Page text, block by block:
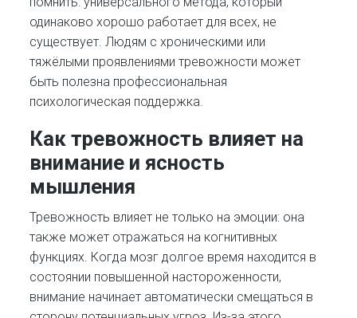
одинаково хорошо работает для всех, не
существует. Людям с хроническими или
тяжёлыми проявлениями тревожности может
быть полезна профессиональная
психологическая поддержка.
Как тревожность влияет на
внимание и ясность
мышления
Тревожность влияет не только на эмоции: она
также может отражаться на когнитивных
функциях. Когда мозг долгое время находится в
состоянии повышенной настороженности,
внимание начинает автоматически смещаться в